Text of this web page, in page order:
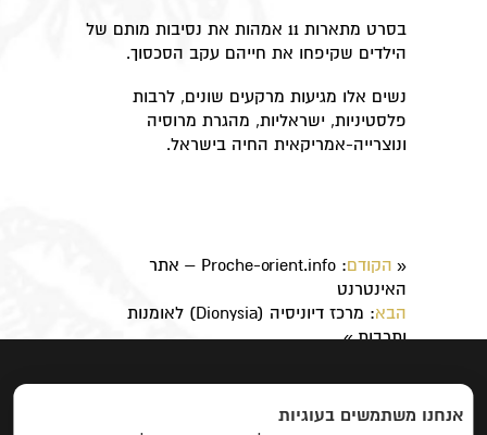
בסרט מתארות 11 אמהות את נסיבות מותם של
הילדים שקיפחו את חייהם עקב הסכסוך.
נשים אלו מגיעות מרקעים שונים, לרבות
פלסטיניות, ישראליות, מהגרת מרוסיה
ונוצרייה-אמריקאית החיה בישראל.
« הקודם
: ​Proche-orient.info – אתר
האינטרנט
הבא
: ​מרכז דיוניסיה (Dionysia) לאומנות
ותרבות»
אנחנו משתמשים בעוגיות